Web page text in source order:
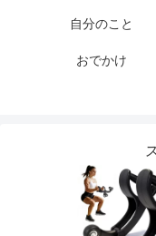
自分のこと
おでかけ